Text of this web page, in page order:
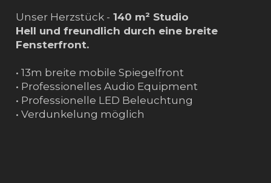
Unser Herzstück - 140 m² Studio
Hell und freundlich durch eine breite
Fensterfront.
• 13m breite mobile Spiegelfront
• Professionelles Audio Equipment
• Professionelle LED Beleuchtung
• Verdunkelung möglich